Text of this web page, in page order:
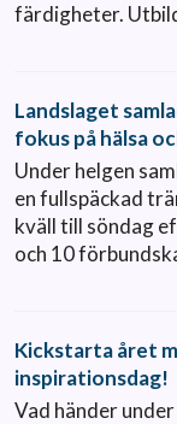
färdigheter.
Landslaget
fokus på hälsa
Under helgen
en fullspäckad
kväll till söndag
och 10
Kickstarta året
inspirationsdag!
Vad händer